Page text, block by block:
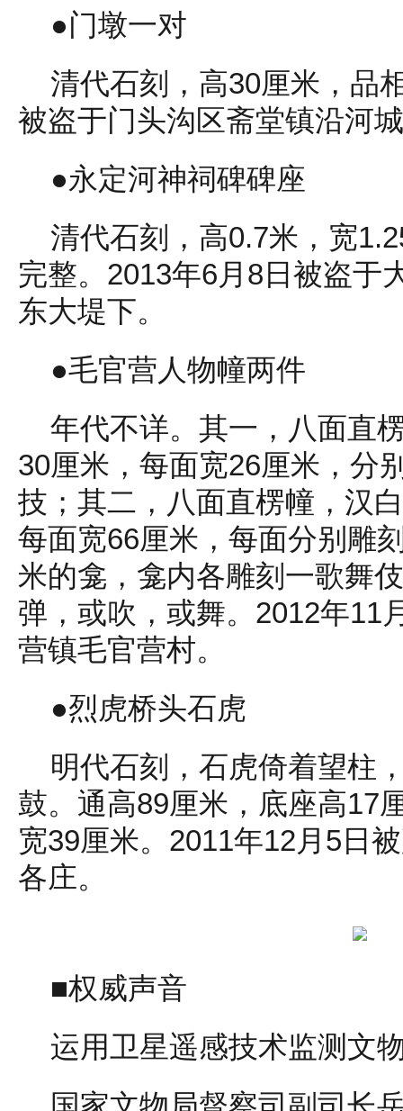
●门墩一对
清代石刻，高30厘米，品
被盗于门头沟区斋堂镇沿河
●永定河神祠碑碑座
清代石刻，高0.7米，宽
完整。2013年6月8日被盗于
东大堤下。
●毛官营人物幢两件
年代不详。其一，八面直
30厘米，每面宽26厘米，分
技；其二，八面直楞幢，汉
每面宽66厘米，每面分别雕
米的龛，龛内各雕刻一歌舞
弹，或吹，或舞。2012年11
营镇毛官营村。
●烈虎桥头石虎
明代石刻，石虎倚着望柱
鼓。通高89厘米，底座高17
宽39厘米。2011年12月5日
各庄。
■权威声音
运用卫星遥感技术监测文